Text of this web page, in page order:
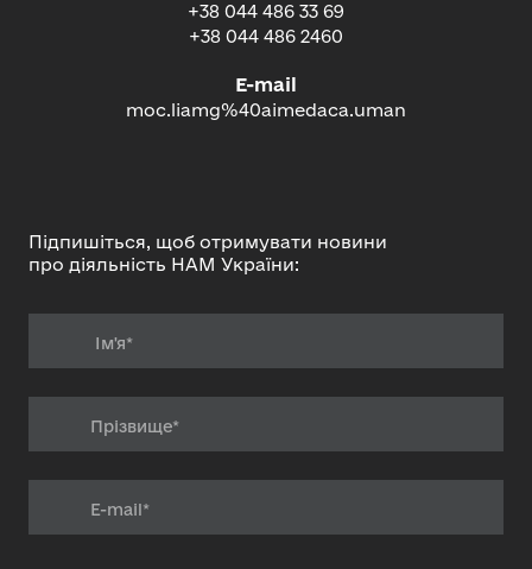
+38 044 486 33 69
+38 044 486 2460
E-mail
moc.liamg%40aimedaca.uman
Підпишіться, щоб отримувати новини
про діяльність НАМ України: